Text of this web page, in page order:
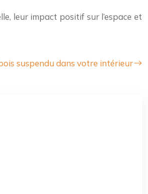
leur impact positif sur l’espace et
suspendu dans votre intérieur